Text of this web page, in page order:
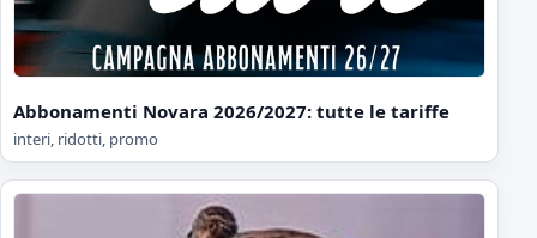
Abbonamenti Novara 2026/2027: tutte le tariffe
interi, ridotti, promo